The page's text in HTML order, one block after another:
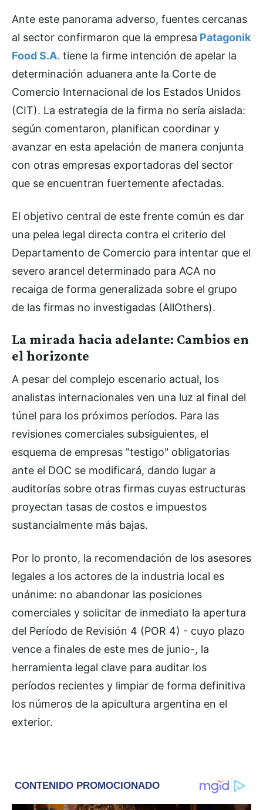
Ante este panorama adverso, fuentes cercanas
al sector confirmaron que la empresa Patagonik
Food S.A. tiene la firme intención de apelar la
determinación aduanera ante la Corte de
Comercio Internacional de los Estados Unidos
(CIT). La estrategia de la firma no sería aislada:
según comentaron, planifican coordinar y
avanzar en esta apelación de manera conjunta
con otras empresas exportadoras del sector
que se encuentran fuertemente afectadas.
El objetivo central de este frente común es dar
una pelea legal directa contra el criterio del
Departamento de Comercio para intentar que el
severo arancel determinado para ACA no
recaiga de forma generalizada sobre el grupo
de las firmas no investigadas (AllOthers).
La mirada hacia adelante: Cambios en
el horizonte
A pesar del complejo escenario actual, los
analistas internacionales ven una luz al final del
túnel para los próximos períodos. Para las
revisiones comerciales subsiguientes, el
esquema de empresas "testigo" obligatorias
ante el DOC se modificará, dando lugar a
auditorías sobre otras firmas cuyas estructuras
proyectan tasas de costos e impuestos
sustancialmente más bajas.
Por lo pronto, la recomendación de los asesores
legales a los actores de la industria local es
unánime: no abandonar las posiciones
comerciales y solicitar de inmediato la apertura
del Período de Revisión 4 (POR 4) - cuyo plazo
vence a finales de este mes de junio-, la
herramienta legal clave para auditar los
períodos recientes y limpiar de forma definitiva
los números de la apicultura argentina en el
exterior.